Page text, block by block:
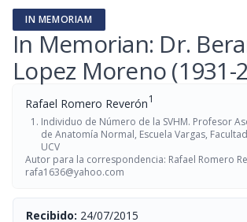
IN MEMORIAM
In Memorian: Dr.
Lopez Moreno (1931-
Rafael Romero Reverón1
Individuo de Número de la SVHM. Profesor
de Anatomía Normal, Escuela Vargas,
UCV
Autor para la correspondencia: Rafael Romero
rafa1636@yahoo.com
Recibido: 24/07/2015